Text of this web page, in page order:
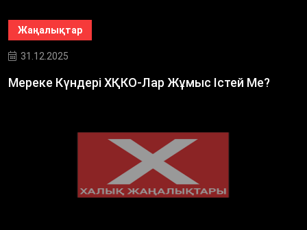
Жаңалықтар
31.12.2025
Мереке Күндері ХҚКО-Лар Жұмыс Істей Ме?